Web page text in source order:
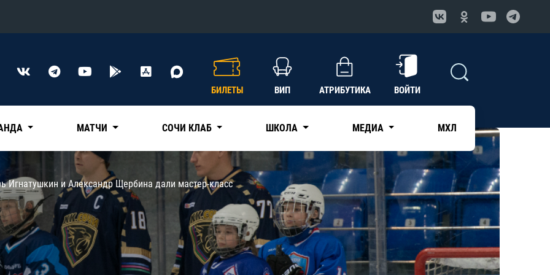
Конференция «Восток»
Нефтехимик
Трактор
Дивизион Чернышева
Авангард
Адмирал
КХЛ
БИЛЕТЫ ВИП АТРИБУТИКА ВОЙТИ
МАТЧИ СОЧИ КЛАБ ШКОЛА МЕДИА МХЛ
Игнатушкин и Александр Щербина дали мастер-класс